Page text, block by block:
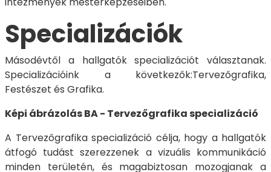
Specializációk
Másodévtől a hallgatók specializációt választanak.
Specializációink a következők:Tervezőgrafika,
Festészet és Grafika.
Képi ábrázolás BA - Tervezőgrafika specializáció
A Tervezőgrafika specializáció célja, hogy a hallgatók
átfogó tudást szerezzenek a vizuális kommunikáció
minden területén, és magabiztosan mozogjanak a